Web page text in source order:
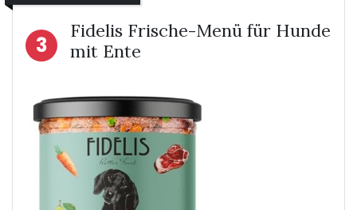
3
Fidelis Frische-Menü für Hunde
mit Ente